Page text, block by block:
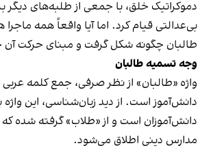
دموکراتیک خلق، با جمعی از طلبه‌های دیگر
بی‌عدالتی قیام کرد. اما آیا واقعاً همه
طالبان چگونه شکل گرفت و مبنای حرکت آن
وجه تسمیه طالبان
واژه «طالبان» از نظر صرفی، جمع کلمه
دانش‌آموز است. از دید زبان‌شناسی، این
دانش‌آموزان است و از «طلاب» گرفته شده که
مدارس دینی اطلاق می‌شود.